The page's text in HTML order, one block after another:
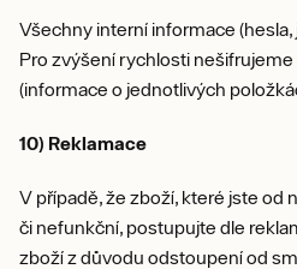
Všechny interní informace
Pro zvýšení rychlosti
(informace o jednotlivých
10) Reklamace
V případě, že zboží, které jste od
či nefunkční, postupujte dle
zboží z důvodu odstoupení od